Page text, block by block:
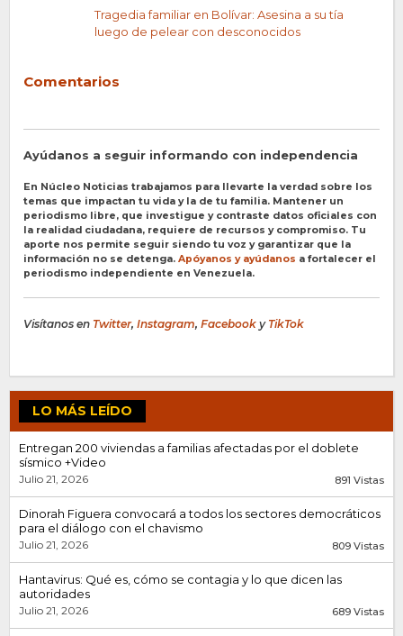
Tragedia familiar en Bolívar: Asesina a su tía
luego de pelear con desconocidos
Comentarios
Ayúdanos a seguir informando con independencia
En Núcleo Noticias trabajamos para llevarte la verdad sobre los
temas que impactan tu vida y la de tu familia. Mantener un
periodismo libre, que investigue y contraste datos oficiales con
la realidad ciudadana, requiere de recursos y compromiso. Tu
aporte nos permite seguir siendo tu voz y garantizar que la
información no se detenga. Apóyanos y ayúdanos a fortalecer el
periodismo independiente en Venezuela.
Visítanos en Twitter, Instagram, Facebook y TikTok
LO MÁS LEÍDO
Entregan 200 viviendas a familias afectadas por el doblete
sísmico +Video
Julio 21, 2026 891 Vistas
Dinorah Figuera convocará a todos los sectores democráticos
para el diálogo con el chavismo
Julio 21, 2026 809 Vistas
Hantavirus: Qué es, cómo se contagia y lo que dicen las
autoridades
Julio 21, 2026 689 Vistas